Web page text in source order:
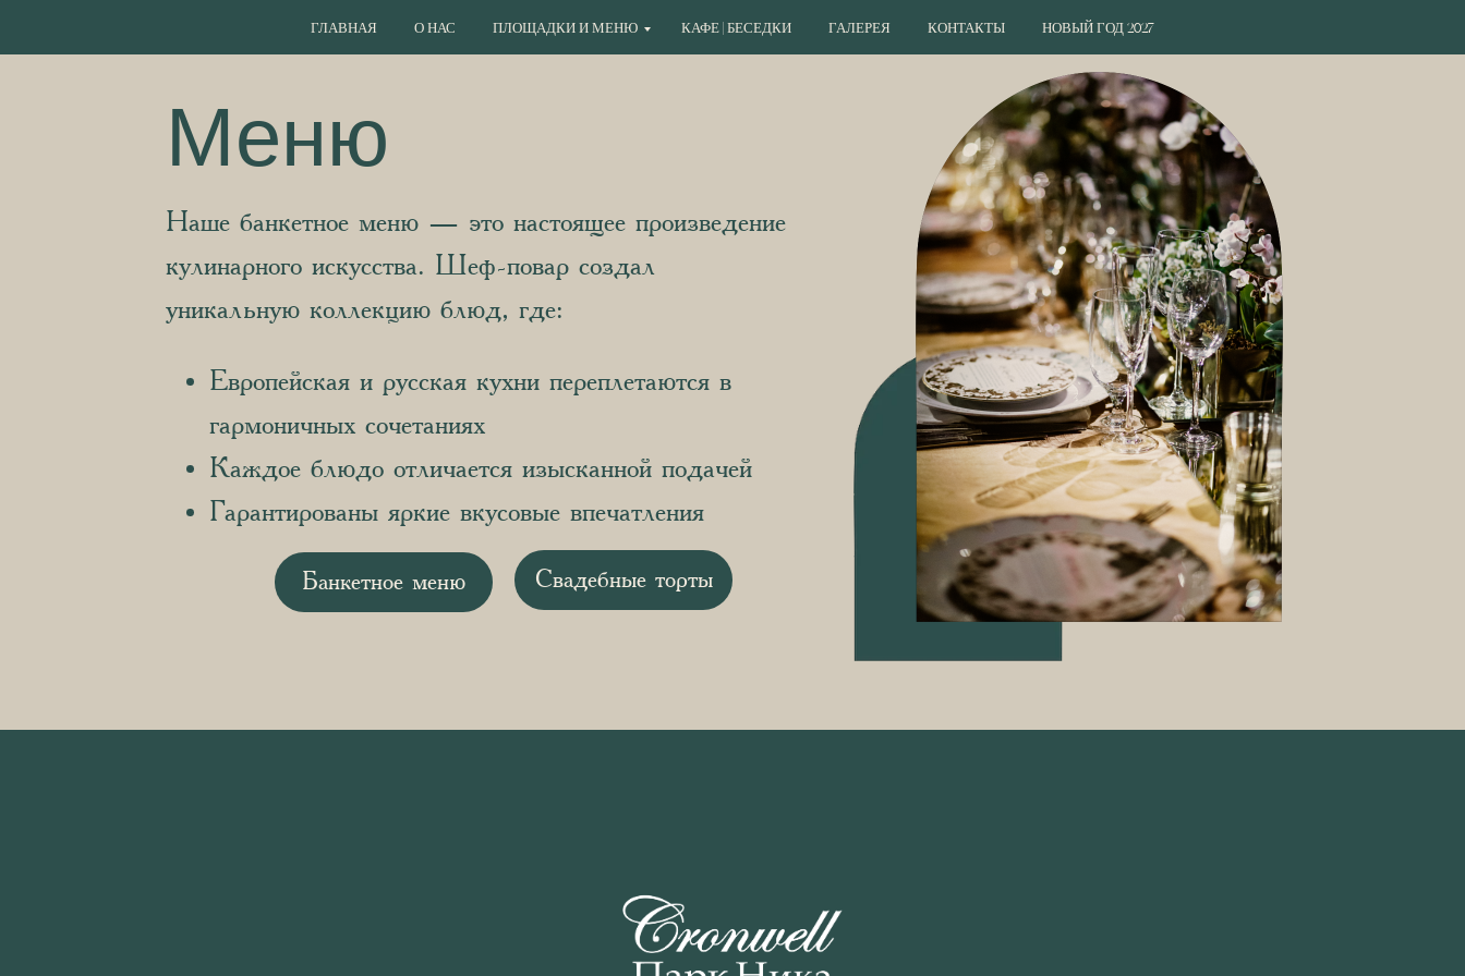
ГЛАВНАЯ О НАС ПЛОЩАДКИ И МЕНЮ КАФЕ | БЕСЕДКИ ГАЛЕРЕЯ КОНТАКТЫ НОВЫЙ ГОД 2027
Наше банкетное меню — это настоящее произведение
кулинарного искусства. Шеф-повар создал
уникальную коллекцию блюд, где:
Европейская и русская кухни переплетаются в
гармоничных сочетаниях
Каждое блюдо отличается изысканной подачей
Гарантированы яркие вкусовые впечатления
Меню
Банкетное меню Свадебные торты